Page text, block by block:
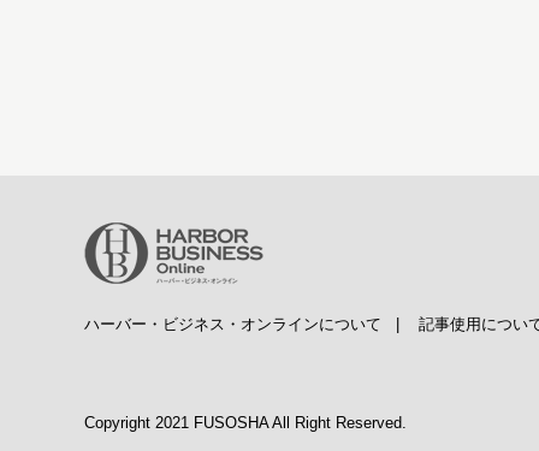
ハーバー・ビジネス・オンラインについて 記事使用につい
Copyright 2021 FUSOSHA All Right Reserved.